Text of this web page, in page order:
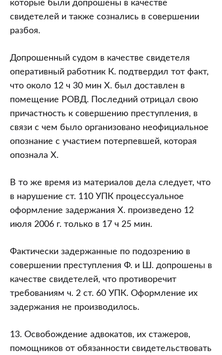
которые были допрошены в качестве
свидетелей и также сознались в совершении
разбоя.
Допрошенный судом в качестве свидетеля
оперативный работник К. подтвердил тот факт,
что около 12 ч 30 мин Х. был доставлен в
помещение РОВД. Последний отрицал свою
причастность к совершению преступления, в
связи с чем было организовано неофициальное
опознание с участием потерпевшей, которая
опознала Х.
В то же время из материалов дела следует, что
в нарушение ст. 110 УПК процессуальное
оформление задержания Х. произведено 12
июля 2006 г. только в 17 ч 25 мин.
Фактически задержанные по подозрению в
совершении преступления Ф. и Ш. допрошены в
качестве свидетелей, что противоречит
требованиям ч. 2 ст. 60 УПК. Оформление их
задержания не производилось.
13. Освобождение адвокатов, их стажеров,
помощников от обязанности свидетельствовать